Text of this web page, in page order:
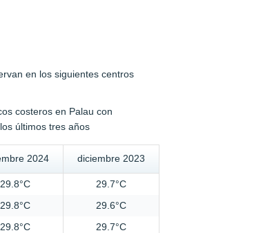
en los siguientes centros
costeros en Palau con
últimos tres años
2024 diciembre 2023
29.8°C
29.7°C
29.8°C
29.6°C
29.8°C 29.7°C